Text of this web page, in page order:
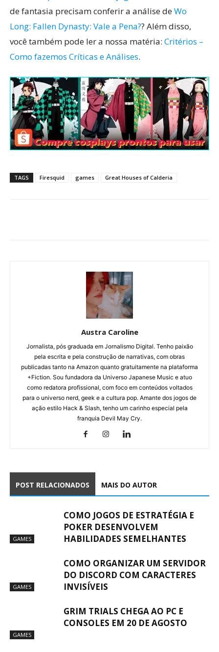
de fantasia precisam conferir a análise deWo
Long: Fallen Dynasty: Vale a Pena?? Além disso,
você também pode ler a nossa matéria: Critérios –
Como fazemos Críticas e Análises.
TAGS Firesquid games Great Houses of Calderia
Austra Caroline
Jornalista, pós graduada em Jornalismo Digital. Tenho paixão
pela escrita e pela construção de narrativas, com obras
publicadas tanto na Amazon quanto gratuitamente na plataforma
+Fiction. Sou fundadora da Universo Japanese Music e atuo
como redatora profissional, com foco em conteúdos voltados
para o universo nerd, geek e a cultura pop. Amante dos jogos de
ação estilo Hack & Slash, tenho um carinho especial pela
franquia Devil May Cry.
POST RELACIONADOS MAIS DO AUTOR
GAMES
COMO JOGOS DE ESTRATÉGIA E
POKER DESENVOLVEM
HABILIDADES SEMELHANTES
GAMES
COMO ORGANIZAR UM SERVIDOR
DO DISCORD COM CARACTERES
INVISÍVEIS
GAMES
GRIM TRIALS CHEGA AO PC E
CONSOLES EM 20 DE AGOSTO